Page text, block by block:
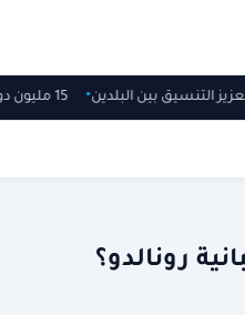
التنسيق بين البلدين 15 مليون دولار مكافأة.. أمريكا تلاحق شبكات تمويل الحرس الثوري الإيراني
رونالدو؟